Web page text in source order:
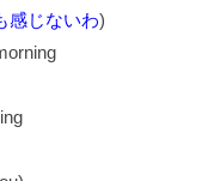
感じないわ)